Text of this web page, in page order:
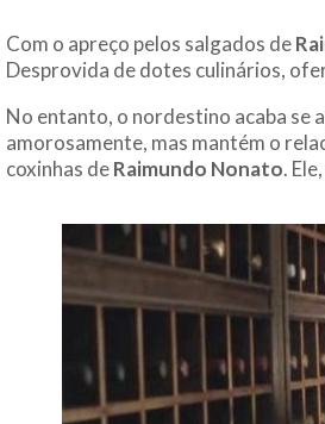
Com o apreço pelos salgados de
Desprovida de dotes culinários,
No entanto, o nordestino acaba se
amorosamente, mas mantém o
coxinhas deRaimundo Nonato.